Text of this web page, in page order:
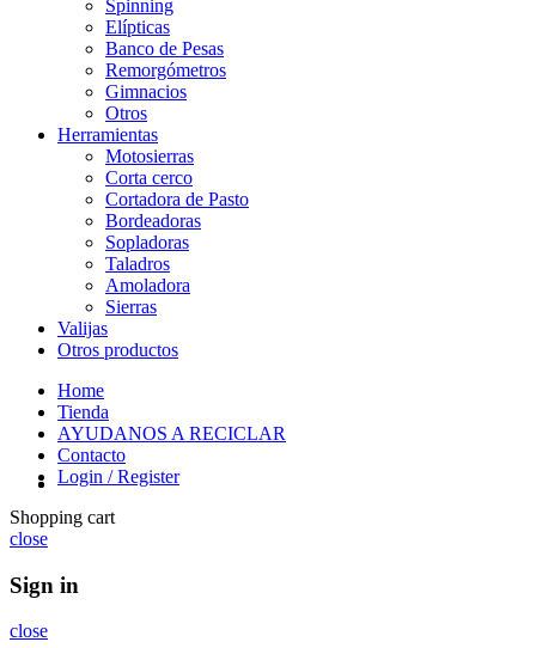
Spinning
Elípticas
Banco de Pesas
Remorgómetros
Gimnacios
Otros
Herramientas
Motosierras
Corta cerco
Cortadora de Pasto
Bordeadoras
Sopladoras
Taladros
Amoladora
Sierras
Valijas
Otros productos
Home
Tienda
AYUDANOS A RECICLAR
Contacto
Login / Register
Shopping cart
close
Sign in
close